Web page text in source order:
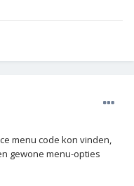
menu code kon vinden,
gewone menu-opties